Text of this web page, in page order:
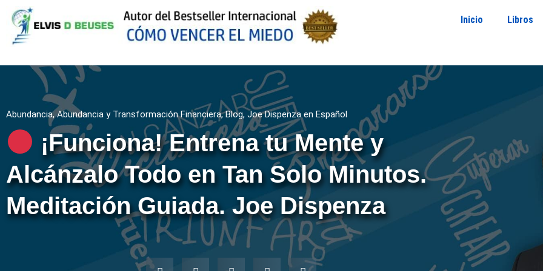
Inicio Libros
Abundancia,Abundancia y Transformación Financiera,Blog, Joe Dispenza en Español
¡Funciona! Entrena tu Mente y
Alcánzalo Todo en Tan Solo Minutos.
Meditación Guiada. Joe Dispenza